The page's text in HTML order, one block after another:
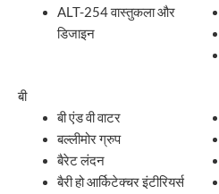
ALT-254 वास्तुकला और
डिजाइन
बी
बी एंड वी वाटर
बल्लीमोर ग्रुप
बैरेट लंदन
बैरी हो आर्किटेक्चर इंटीरियर्स